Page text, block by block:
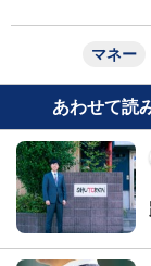
マネー
あわせて読